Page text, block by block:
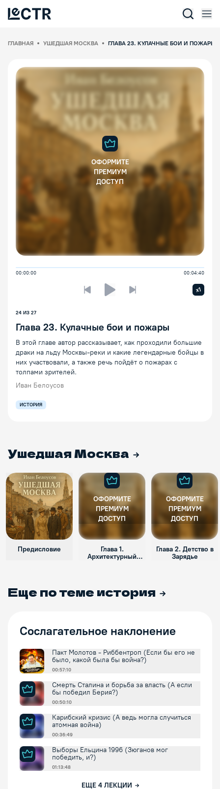
ГЛАВНАЯ УШЕДШАЯ МОСКВА ГЛАВА 23. КУЛАЧНЫЕ БОИ И ПОЖАРЫ
ОФОРМИТЕ
ПРЕМИУМ
ДОСТУП
00:00:00 00:04:40
Предыдущая лекцияСледующая лекция
x1
24 ИЗ 27
Глава 23. Кулачные бои и пожары
В этой главе автор рассказывает, как проходили большие
драки на льду Москвы-реки и какие легендарные бойцы в
них участвовали, а также речь пойдёт о пожарах с
толпами зрителей.
Иван Белоусов
ИСТОРИЯ
Ушедшая Москва
Предисловие
ОФОРМИТЕ
ПРЕМИУМ
ДОСТУП
Глава 1.
Архитектурный
ОФОРМИТЕ
ПРЕМИУМ
ДОСТУП
Глава 2. Детство в
Зарядье
Еще по теме история
Сослагательное наклонение
Пакт Молотов - Риббентроп (Если бы его не
было, какой была бы война?)
00:57:10
Смерть Сталина и борьба за власть (А если
бы победил Берия?)
00:50:10
Карибский кризис (А ведь могла случиться
атомная война)
00:36:49
Выборы Ельцина 1996 (Зюганов мог
победить, и?)
01:13:48
ЕЩЕ 4 ЛЕКЦИИ